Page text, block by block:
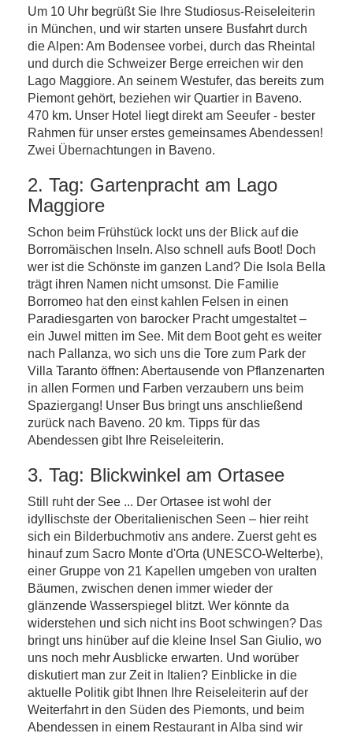
Um 10 Uhr begrüßt Sie Ihre Studiosus-Reiseleiterin
in München, und wir starten unsere Busfahrt durch
die Alpen: Am Bodensee vorbei, durch das Rheintal
und durch die Schweizer Berge erreichen wir den
Lago Maggiore. An seinem Westufer, das bereits zum
Piemont gehört, beziehen wir Quartier in Baveno.
470 km. Unser Hotel liegt direkt am Seeufer - bester
Rahmen für unser erstes gemeinsames Abendessen!
Zwei Übernachtungen in Baveno.
2. Tag: Gartenpracht am Lago
Maggiore
Schon beim Frühstück lockt uns der Blick auf die
Borromäischen Inseln. Also schnell aufs Boot! Doch
wer ist die Schönste im ganzen Land? Die Isola Bella
trägt ihren Namen nicht umsonst. Die Familie
Borromeo hat den einst kahlen Felsen in einen
Paradiesgarten von barocker Pracht umgestaltet –
ein Juwel mitten im See. Mit dem Boot geht es weiter
nach Pallanza, wo sich uns die Tore zum Park der
Villa Taranto öffnen: Abertausende von Pflanzenarten
in allen Formen und Farben verzaubern uns beim
Spaziergang! Unser Bus bringt uns anschließend
zurück nach Baveno. 20 km. Tipps für das
Abendessen gibt Ihre Reiseleiterin.
3. Tag: Blickwinkel am Ortasee
Still ruht der See ... Der Ortasee ist wohl der
idyllischste der Oberitalienischen Seen – hier reiht
sich ein Bilderbuchmotiv ans andere. Zuerst geht es
hinauf zum Sacro Monte d'Orta (UNESCO-Welterbe),
einer Gruppe von 21 Kapellen umgeben von uralten
Bäumen, zwischen denen immer wieder der
glänzende Wasserspiegel blitzt. Wer könnte da
widerstehen und sich nicht ins Boot schwingen? Das
bringt uns hinüber auf die kleine Insel San Giulio, wo
uns noch mehr Ausblicke erwarten. Und worüber
diskutiert man zur Zeit in Italien? Einblicke in die
aktuelle Politik gibt Ihnen Ihre Reiseleiterin auf der
Weiterfahrt in den Süden des Piemonts, und beim
Abendessen in einem Restaurant in Alba sind wir